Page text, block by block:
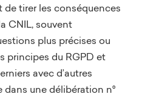
tirer les conséquences
CNIL, souvent
plus précises ou
principes du RGPD et
avec d’autres
dans une délibération n°